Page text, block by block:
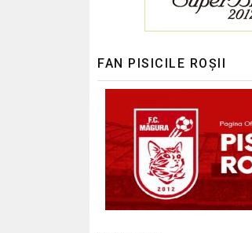
FAN PISICILE ROȘII